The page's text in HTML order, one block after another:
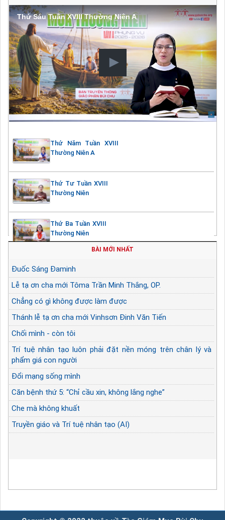
Thứ Sáu Tuần XVIII Thường Niên A
Thứ Năm Tuần XVIII
Thường Niên A
Thứ Tư Tuần XVIII
Thường Niên
Thứ Ba Tuần XVIII
Thường Niên
BÀI MỚI NHẤT
Đuốc Sáng Đaminh
Lễ tạ ơn cha mới Tôma Trần Minh Thắng, OP.
Chẳng có gì không được làm được
Thánh lễ tạ ơn cha mới Vinhsơn Đinh Văn Tiến
Chối mình - còn tôi
Trí tuệ nhân tạo luôn phải đặt nền móng trên chân lý và
phẩm giá con người
Đổi mạng sống mình
Căn bệnh thứ 5: “Chỉ cầu xin, không lắng nghe”
Che mà không khuất
Truyền giáo và Trí tuệ nhân tạo (AI)